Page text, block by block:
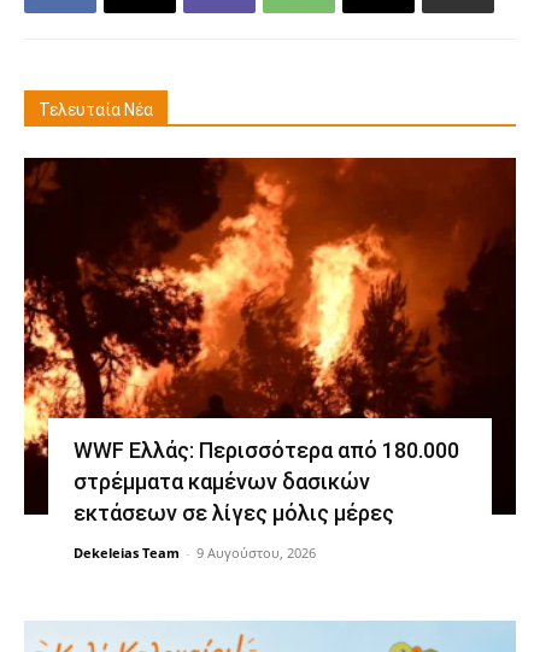
Τελευταία Νέα
WWF Ελλάς: Περισσότερα από 180.000
στρέμματα καμένων δασικών
εκτάσεων σε λίγες μόλις μέρες
Dekeleias Team - 9 Αυγούστου, 2026